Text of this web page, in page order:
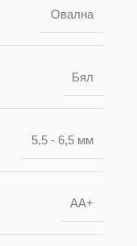
Овална
Бял
5,5 - 6,5 мм
AA+